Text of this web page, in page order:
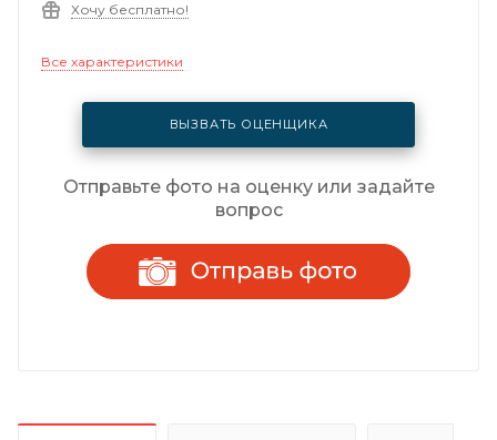
Хочу бесплатно!
Все характеристики
ВЫЗВАТЬ ОЦЕНЩИКА
Отправьте фото на оценку или задайте
вопрос